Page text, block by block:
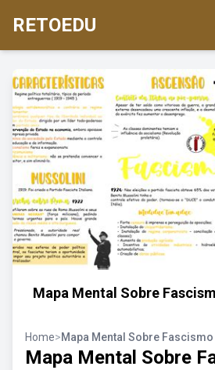
RETOEDU
Mapa Mental Sobre
Home>Mapa Mental Sobre Fascismo
Mapa Mental Sobre